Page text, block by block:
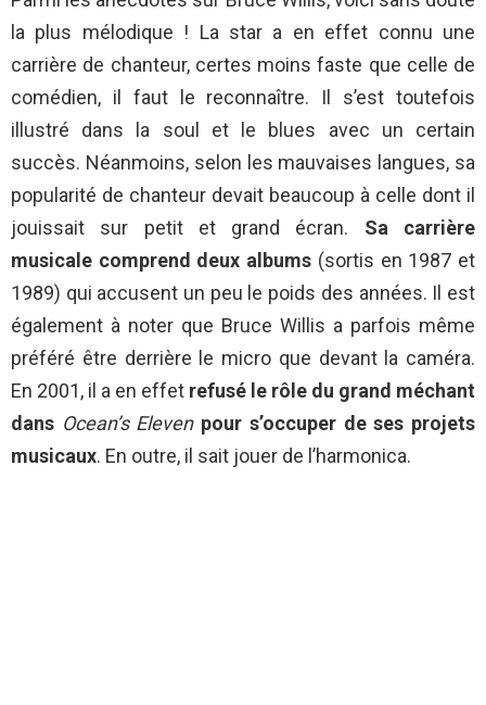
la plus mélodique ! La star a en effet connu une
carrière de chanteur, certes moins faste que celle de
comédien, il faut le reconnaître. Il s’est toutefois
illustré dans la soul et le blues avec un certain
succès. Néanmoins, selon les mauvaises langues, sa
popularité de chanteur devait beaucoup à celle dont il
jouissait sur petit et grand écran. Sa carrière
musicale comprend deux albums (sortis en 1987 et
1989) qui accusent un peu le poids des années. Il est
également à noter que Bruce Willis a parfois même
préféré être derrière le micro que devant la caméra.
En 2001, il a en effet refusé le rôle du grand méchant
dans Ocean’s Eleven pour s’occuper de ses projets
musicaux. En outre, il sait jouer de l’harmonica.